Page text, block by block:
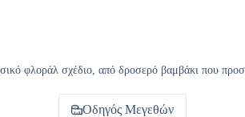
φλοράλ σχέδιο, από δροσερό βαμβάκι που
Οδηγός Μεγεθών